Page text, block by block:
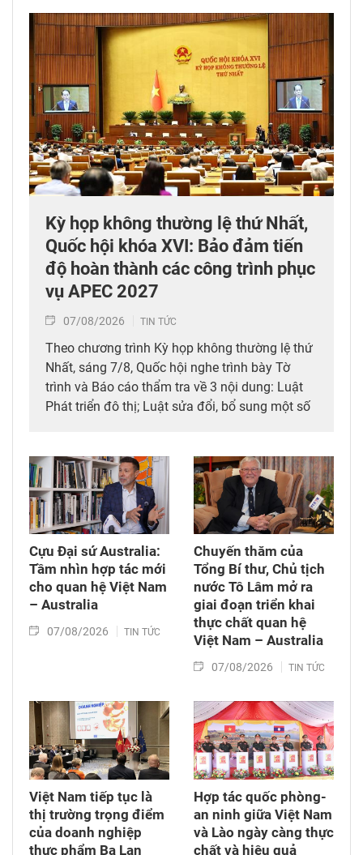
Kỳ họp không thường lệ thứ Nhất,
Quốc hội khóa XVI: Bảo đảm tiến
độ hoàn thành các công trình phục
vụ APEC 2027
07/08/2026 TIN TỨC
Theo chương trình Kỳ họp không thường lệ thứ
Nhất, sáng 7/8, Quốc hội nghe trình bày Tờ
trình và Báo cáo thẩm tra về 3 nội dung: Luật
Phát triển đô thị; Luật sửa đổi, bổ sung một số
nghiệp và môi trường; Luật sửa đổi, bổ sung
một số điều của Luật Tần số vô tuyến điện,
Luật Viễn thông, Luật Giao dịch điện tử và Luật
Chuyển giao công nghệ. Sau đó, Quốc hội thảo
luận ở tổ về 3 dự án Luật trên.
Cựu Đại sứ Australia:
Tầm nhìn hợp tác mới
cho quan hệ Việt Nam
– Australia
07/08/2026 TIN TỨC
Chuyến thăm của
Tổng Bí thư, Chủ tịch
nước Tô Lâm mở ra
giai đoạn triển khai
thực chất quan hệ
Việt Nam – Australia
07/08/2026 TIN TỨC
Việt Nam tiếp tục là
thị trường trọng điểm
của doanh nghiệp
thực phẩm Ba Lan
Hợp tác quốc phòng-
an ninh giữa Việt Nam
và Lào ngày càng thực
chất và hiệu quả